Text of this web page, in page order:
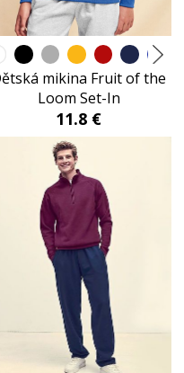
mikina Fruit of the
Loom Set-In
11.8 €